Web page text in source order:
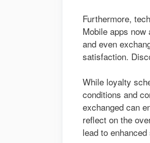
Furthermore,
Mobile apps
and even
satisfaction.
While loyalty
conditions and
exchanged can
reflect on the
lead to